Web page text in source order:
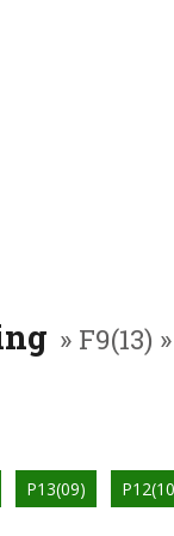
» F9(13)
P13(09)